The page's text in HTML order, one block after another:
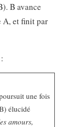
B avance
A, et finit par
une fois
élucidé
amours,